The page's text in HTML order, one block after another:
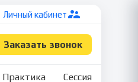
Личный кабинет
Заказать звонок
Практика Сессия